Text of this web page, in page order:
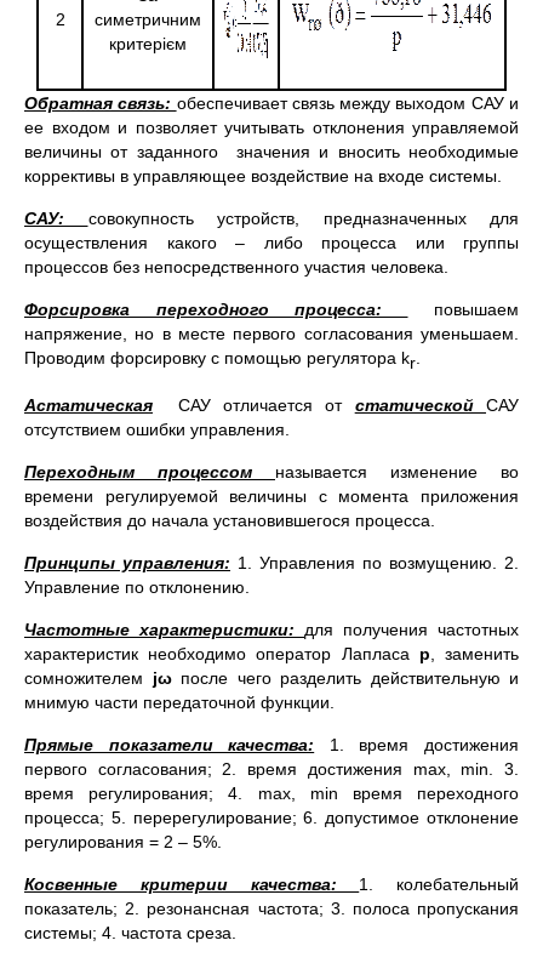
2
симетричним
критерієм
Обратная связь: обеспечивает связь между выходом САУ и
ее входом и позволяет учитывать отклонения управляемой
величины от заданного значения и вносить необходимые
коррективы в управляющее воздействие на входе системы.
САУ: совокупность устройств, предназначенных для
осуществления какого – либо процесса или группы
процессов без непосредственного участия человека.
Форсировка переходного процесса:
повышаем
напряжение, но в месте первого согласования уменьшаем.
Проводим форсировку с помощью регулятора kr
Астатическая САУ отличается от статическойСАУ
отсутствием ошибки управления.
Переходным процессом называется изменение во
времени регулируемой величины с момента приложения
воздействия до начала установившегося процесса.
Принципы управления: 1. Управления по возмущению. 2.
Управление по отклонению.
Частотные характеристики: для получения частотных
характеристик необходимо оператор Лапласа р , заменить
сомножителем jωпосле чего разделить действительную и
мнимую части передаточной функции.
Прямые показатели качества: 1. время достижения
первого согласования; 2. время достижения max, min. 3.
время регулирования; 4. max, min время переходного
процесса; 5. перерегулирование; 6. допустимое отклонение
регулирования = 2 – 5%.
Косвенные критерии качества: 1. колебательный
показатель; 2. резонансная частота; 3. полоса пропускания
системы; 4. частота среза.